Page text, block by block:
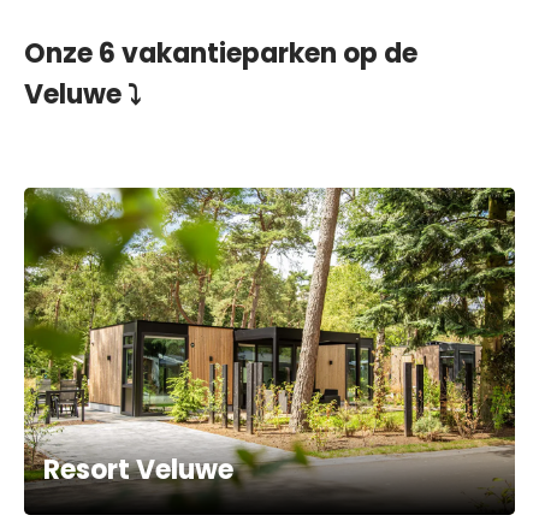
Onze 6 vakantieparken op de
Veluwe ⤵
Resort Veluwe